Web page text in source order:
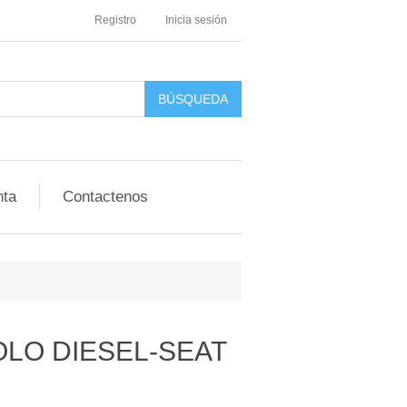
Registro Inicia sesión
Contactenos
DIESEL-SEAT